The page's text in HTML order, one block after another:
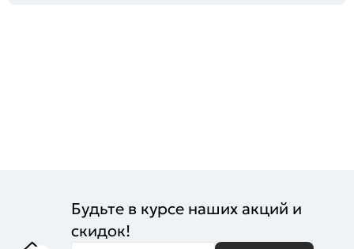
Будьте в курсе наших акций и
скидок!